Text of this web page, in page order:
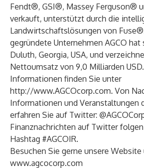
Fendt®, GSI®, Massey Ferguson®
verkauft, unterstützt durch die
Landwirtschaftslösungen von Fuse®.
gegründete Unternehmen AGCO
Duluth, Georgia, USA, und
Nettoumsatz von 9,0 Milliarden
Informationen finden Sie unter
http://www.AGCOcorp.com. Von
Informationen und Veranstaltungen
erfahren Sie auf Twitter:
Finanznachrichten auf Twitter
Hashtag #AGCOIR.
Besuchen Sie gerne unsere Website
www.agcocorp.com